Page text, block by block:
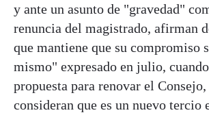
y ante un asunto de "gravedad"
renuncia del magistrado, afirman
que mantiene que su compromiso
mismo" expresado en julio,
propuesta para renovar el
consideran que es un nuevo tercio